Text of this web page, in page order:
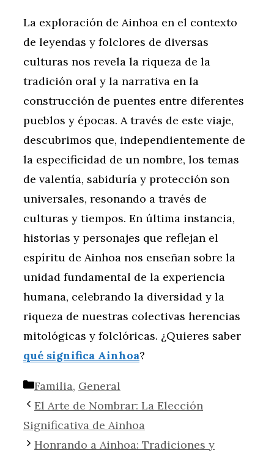
La exploración de Ainhoa en el contexto
de leyendas y folclores de diversas
culturas nos revela la riqueza de la
tradición oral y la narrativa en la
construcción de puentes entre diferentes
pueblos y épocas. A través de este viaje,
descubrimos que, independientemente de
la especificidad de un nombre, los temas
de valentía, sabiduría y protección son
universales, resonando a través de
culturas y tiempos. En última instancia,
historias y personajes que reflejan el
espíritu de Ainhoa nos enseñan sobre la
unidad fundamental de la experiencia
humana, celebrando la diversidad y la
riqueza de nuestras colectivas herencias
mitológicas y folclóricas. ¿Quieres saber
qué significa Ainhoa?
Categorías
Familia, General
El Arte de Nombrar: La Elección
Significativa de Ainhoa
Honrando a Ainhoa: Tradiciones y